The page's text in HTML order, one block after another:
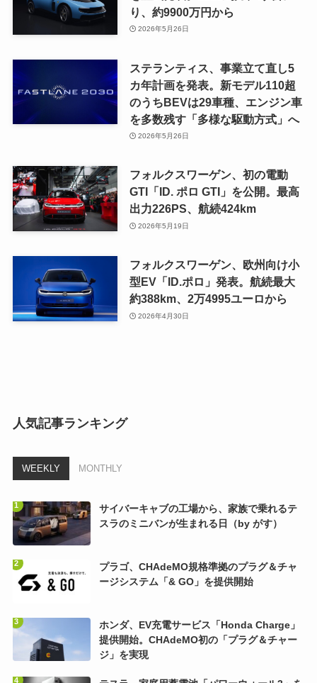
り、約9900万円から
2026年5月26日
ステランティス、事業立て直し5
カ年計画を発表。新モデル110超
のうちBEVは29車種、エンジン車
を多数残す「多様な駆動方式」へ
2026年5月26日
フォルクスワーゲン、初の電動
GTI「ID. ポロ GTI」を公開。最高
出力226PS、航続424km
2026年5月19日
フォルクスワーゲン、欧州向け小
型EV「ID.ポロ」発表。航続最大
約388km、2万4995ユーロから
2026年4月30日
人気記事ランキング
WEEKLY MONTHLY
サイバーキャブの工場から、家族で乗れるテ
スラのミニバンが生まれる日（by がす）
プラゴ、CHAdeMO規格準拠のプラグ＆チャ
ージシステム「& GO」を提供開始
ホンダ、EV充電サービス「Honda Charge」
提供開始。CHAdeMO初の「プラグ＆チャー
ジ」を実現